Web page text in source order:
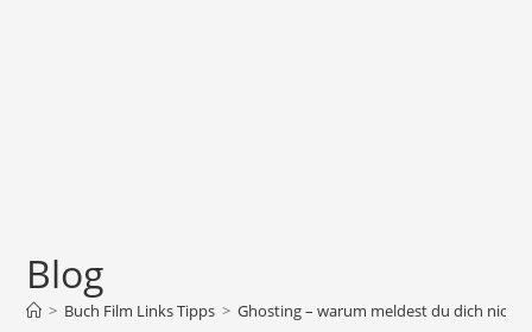
Blog
> Buch Film Links Tipps > Ghosting – warum meldest du dich nicht